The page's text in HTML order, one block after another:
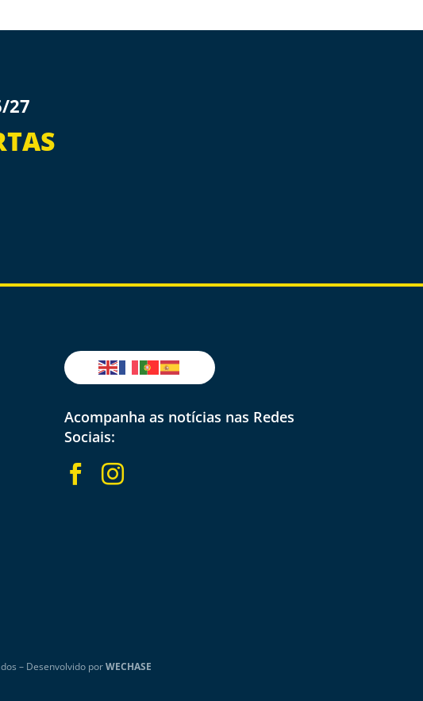
27
Acompanha as notícias nas Redes
Sociais:
 
– Desenvolvido porWECHASE